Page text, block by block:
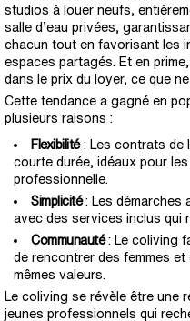
studios à louer neufs,
salle d’eau privées,
chacun tout en favorisant les
espaces partagés. Et en
dans le prix du loyer, ce que
Cette tendance a gagné en
plusieurs raisons :
Flexibilité: Les contrats de
courte durée, idéaux pour
professionnelle.
Simplicité: Les démarches
avec des services inclus qui
Communauté: Le coliving
de rencontrer des femmes
mêmes valeurs.
Le coliving se révèle être une
jeunes professionnels qui